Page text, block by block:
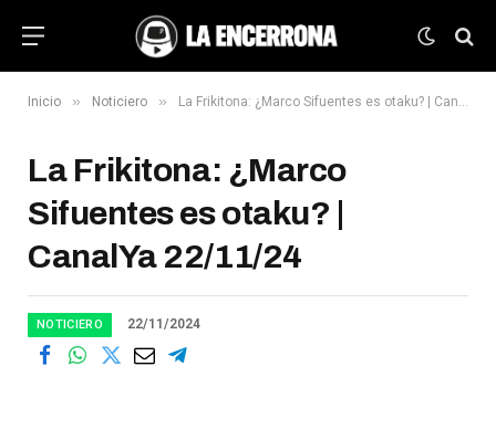
Inicio » Noticiero » La Frikitona: ¿Marco Sifuentes es otaku? | CanalYa 22/11/24
La Frikitona: ¿Marco
Sifuentes es otaku? |
CanalYa 22/11/24
NOTICIERO 22/11/2024